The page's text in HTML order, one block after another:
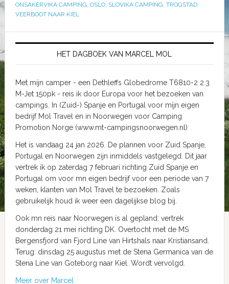
ONSAKERVIKA CAMPING, OSLO, SLOVIKA CAMPING, TROGSTAD,
VEERBOOT NAAR KIEL
HET DAGBOEK VAN MARCEL MOL
Met mijn camper - een Dethleffs Globedrome T6810-2 2.3
M-Jet 150pk - reis ik door Europa voor het bezoeken van
campings. In (Zuid-) Spanje en Portugal voor mijn eigen
bedrijf Mol Travel en in Noorwegen voor Camping
Promotion Norge (www.mt-campingsnoorwegen.nl)
Het is vandaag 24 jan 2026. De plannen voor Zuid Spanje,
Portugal en Noorwegen zijn inmiddels vastgelegd. Dit jaar
vertrek ik op zaterdag 7 februari richting Zuid Spanje en
Portugal om voor mn eigen bedrijf voor een periode van 7
weken, klanten van Mol Travel te bezoeken. Zoals
gebruikelijk houd ik weer een dagelijkse blog bij.
Ook mn reis naar Noorwegen is al gepland: vertrek
donderdag 21 mei richting DK. Overtocht met de MS
Bergensfjord van Fjord Line van Hirtshals naar Kristiansand.
Terug: dinsdag 25 augustus met de Stena Germanica van de
Stena Line van Goteborg naar Kiel. Wordt vervolgd.
Meer over Marcel